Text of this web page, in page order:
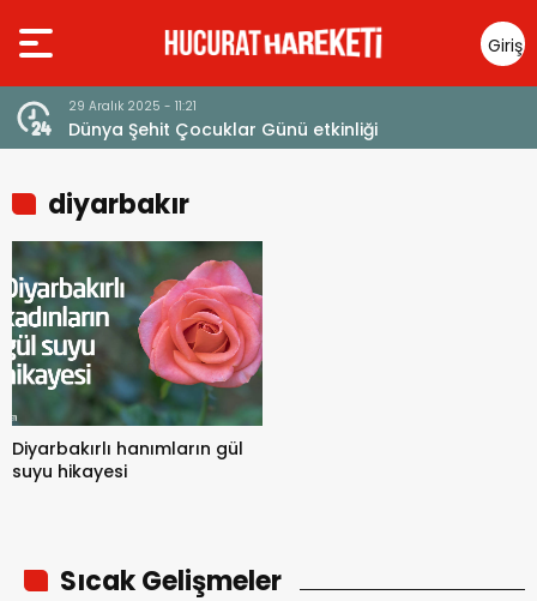
Giriş
Yap
29 Aralık 2025 - 11:21
Dünya Şehit Çocuklar Günü etkinliği
diyarbakır
Diyarbakırlı hanımların gül
suyu hikayesi
Sıcak Gelişmeler